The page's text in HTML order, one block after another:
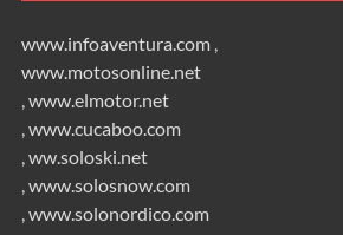
www.infoaventura.com ,
www.motosonline.net
,www.elmotor.net
,www.cucaboo.com
,ww.soloski.net
,www.solosnow.com
,www.solonordico.com